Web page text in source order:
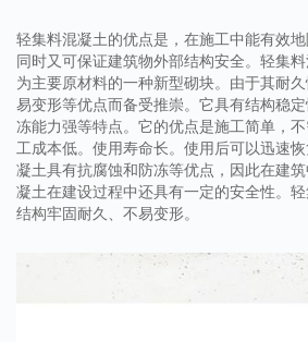
轻集料混凝土的优点是，在施工中能有效
同时又可保证建筑物外部结构安全。轻集
为主要原材料的一种新型砌块。由于其耐
易变形等优点而备受推崇。它具有结构稳
冻能力强等特点。它的优点是施工简单，
工成本低。使用寿命长。使用后可以迅速
凝土具有抗腐蚀和防冻等优点，因此在建
凝土在建设过程中还具有一定的安全性。
结构牢固耐久、不易变形。